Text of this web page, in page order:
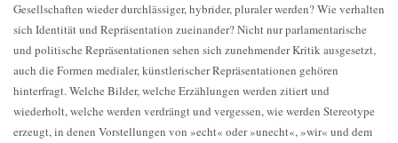
Gesellschaften wieder durchlässiger, hybrider, pluraler werden? Wie verhalten
sich Identität und Repräsentation zueinander? Nicht nur parlamentarische
und politische Repräsentationen sehen sich zunehmender Kritik ausgesetzt,
auch die Formen medialer, künstlerischer Repräsentationen gehören
hinterfragt. Welche Bilder, welche Erzählungen werden zitiert und
wiederholt, welche werden verdrängt und vergessen, wie werden Stereotype
erzeugt, in denen Vorstellungen von »echt« oder »unecht«, »wir« und dem